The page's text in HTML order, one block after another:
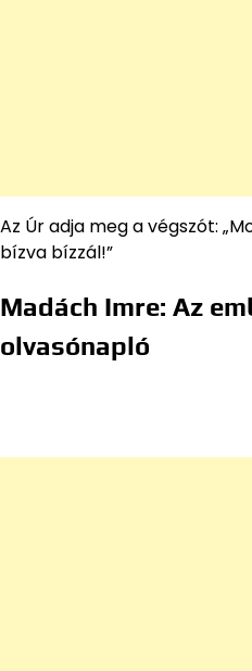
Az Úr adja meg a végszót:
bízva bízzál!”
Madách Imre: Az
olvasónapló